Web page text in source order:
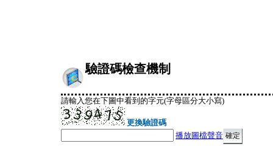
驗證碼檢查機制
請輸入您在下圖中看到的字元(字母區分大小寫)
更換驗證碼
播放圖檔聲音